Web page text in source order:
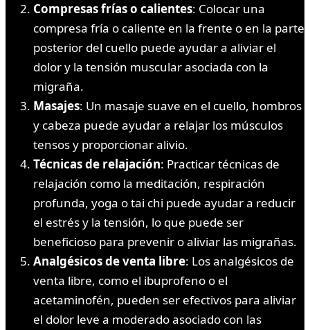
Compresas frías o calientes: Colocar una
compresa fría o caliente en la frente o en la parte
posterior del cuello puede ayudar a aliviar el
dolor y la tensión muscular asociada con la
migraña.
Masajes: Un masaje suave en el cuello, hombros
y cabeza puede ayudar a relajar los músculos
tensos y proporcionar alivio.
Técnicas de relajación: Practicar técnicas de
relajación como la meditación, respiración
profunda, yoga o tai chi puede ayudar a reducir
el estrés y la tensión, lo que puede ser
beneficioso para prevenir o aliviar las migrañas.
Analgésicos de venta libre: Los analgésicos de
venta libre, como el ibuprofeno o el
acetaminofén, pueden ser efectivos para aliviar
el dolor leve a moderado asociado con las